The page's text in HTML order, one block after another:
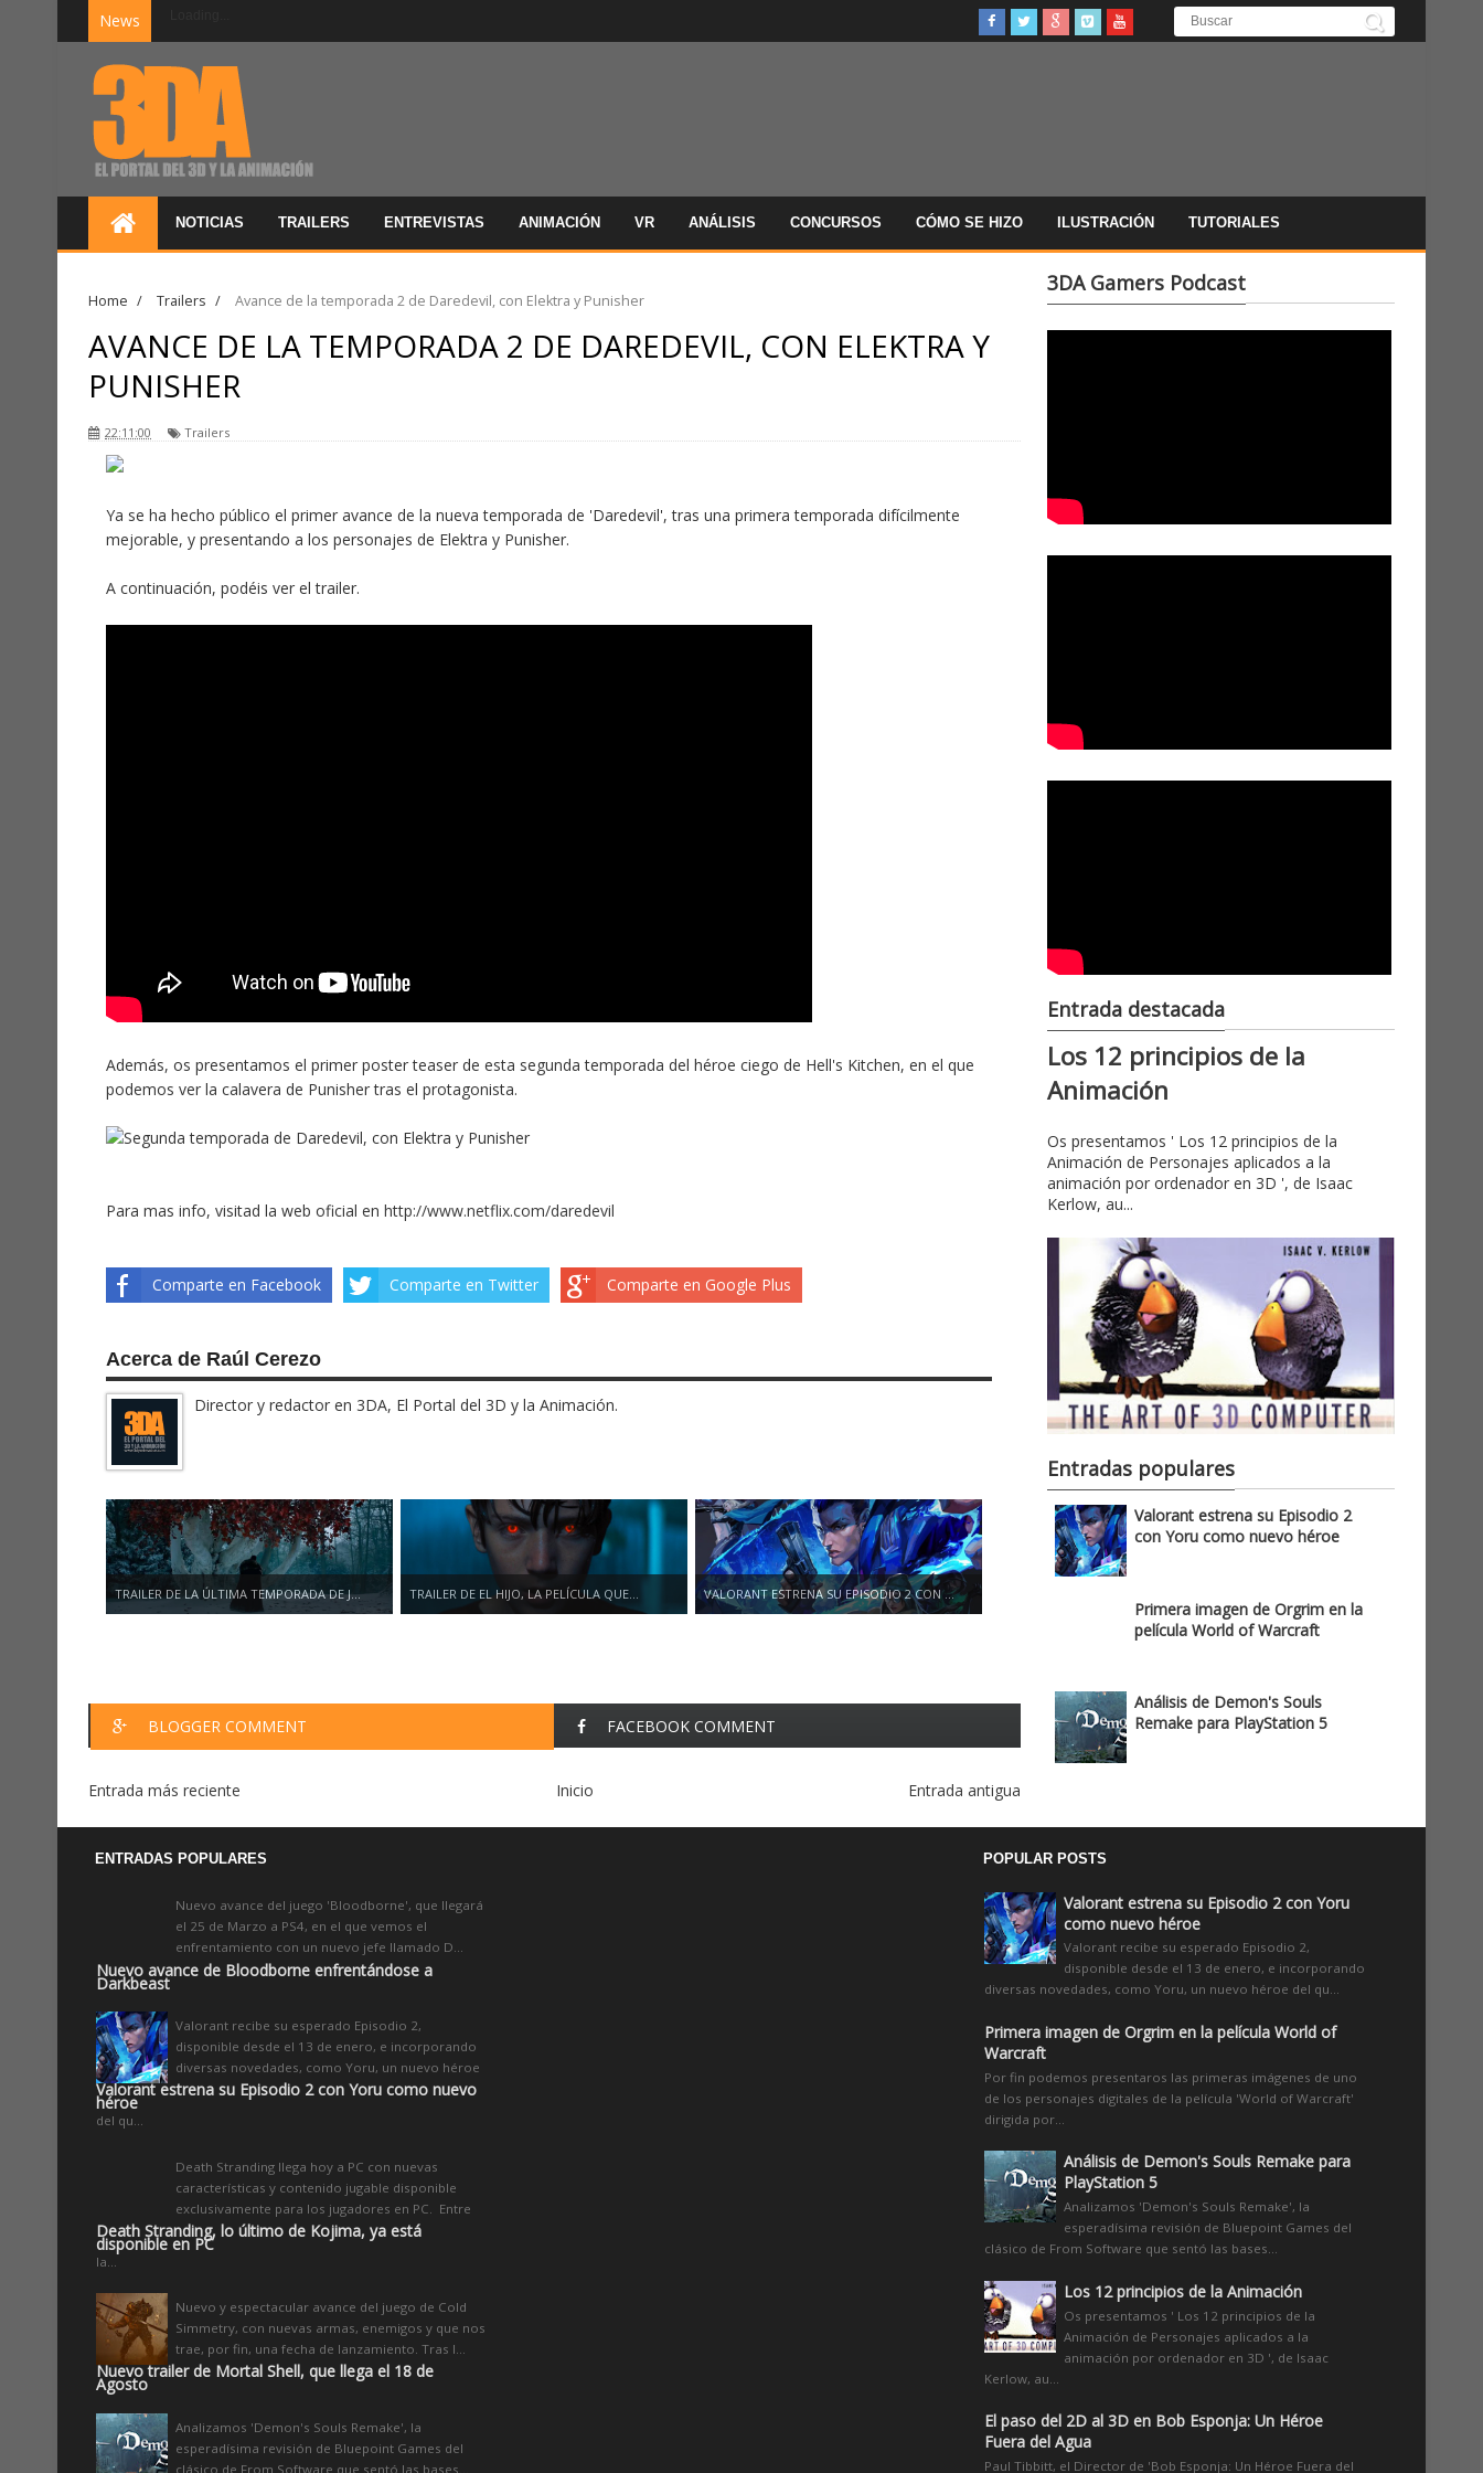
News
NOTICIAS TRAILERS ENTREVISTAS ANIMACIÓN VR ANÁLISIS CONCURSOS CÓMO SE HIZO ILUSTRACIÓN TUTORIALES
Home / Trailers / Avance de la temporada 2 de Daredevil, con Elektra y Punisher
AVANCE DE LA TEMPORADA 2 DE DAREDEVIL, CON ELEKTRA Y
PUNISHER
22:11:00 Trailers
Ya se ha hecho público el primer avance de la nueva temporada de 'Daredevil', tras una primera temporada difícilmente
mejorable, y presentando a los personajes de Elektra y Punisher.
A continuación, podéis ver el trailer.
Además, os presentamos el primer poster teaser de esta segunda temporada del héroe ciego de Hell's Kitchen, en el que
podemos ver la calavera de Punisher tras el protagonista.
Para mas info, visitad la web oficial en http://www.netflix.com/daredevil
Comparte en Facebook Comparte en Twitter Comparte en Google Plus
Acerca de Raúl Cerezo
Director y redactor en 3DA, El Portal del 3D y la Animación.
TRAILER DE LA ÚLTIMA TEMPORADA DE J... TRAILER DE EL HIJO, LA PELÍCULA QUE... VALORANT ESTRENA SU EPISODIO 2 CON ...
BLOGGER COMMENT FACEBOOK COMMENT
Entrada más reciente Entrada antigua
Inicio
3DA Gamers Podcast
Entrada destacada
Los 12 principios de la
Animación
Os presentamos ' Los 12 principios de la
Animación de Personajes aplicados a la
animación por ordenador en 3D ', de Isaac
Kerlow, au...
Entradas populares
Valorant estrena su Episodio 2
con Yoru como nuevo héroe
Primera imagen de Orgrim en la
película World of Warcraft
Análisis de Demon's Souls
Remake para PlayStation 5
ENTRADAS POPULARES
Nuevo avance de Bloodborne enfrentándose a
Darkbeast
Nuevo avance del juego 'Bloodborne', que llegará
el 25 de Marzo a PS4, en el que vemos el
enfrentamiento con un nuevo jefe llamado D...
Valorant estrena su Episodio 2 con Yoru como nuevo
héroe
Valorant recibe su esperado Episodio 2,
disponible desde el 13 de enero, e incorporando
diversas novedades, como Yoru, un nuevo héroe
del qu...
Death Stranding, lo último de Kojima, ya está
disponible en PC
Death Stranding llega hoy a PC con nuevas
características y contenido jugable disponible
exclusivamente para los jugadores en PC. Entre
la...
Nuevo trailer de Mortal Shell, que llega el 18 de
Agosto
Nuevo y espectacular avance del juego de Cold
Simmetry, con nuevas armas, enemigos y que nos
trae, por fin, una fecha de lanzamiento. Tras l...
Analizamos 'Demon's Souls Remake', la
esperadísima revisión de Bluepoint Games del
clásico de From Software que sentó las bases...
POPULAR POSTS
Valorant estrena su Episodio 2 con Yoru
como nuevo héroe
Valorant recibe su esperado Episodio 2,
disponible desde el 13 de enero, e incorporando
diversas novedades, como Yoru, un nuevo héroe del qu...
Primera imagen de Orgrim en la película World of
Warcraft
Por fin podemos presentaros las primeras imágenes de uno
de los personajes digitales de la película 'World of Warcraft'
dirigida por...
Análisis de Demon's Souls Remake para
PlayStation 5
Analizamos 'Demon's Souls Remake', la
esperadísima revisión de Bluepoint Games del
clásico de From Software que sentó las bases...
Los 12 principios de la Animación
Os presentamos ' Los 12 principios de la
Animación de Personajes aplicados a la
animación por ordenador en 3D ', de Isaac
Kerlow, au...
El paso del 2D al 3D en Bob Esponja: Un Héroe
Fuera del Agua
Paul Tibbitt, el Director de 'Bob Esponja: Un Héroe Fuera del